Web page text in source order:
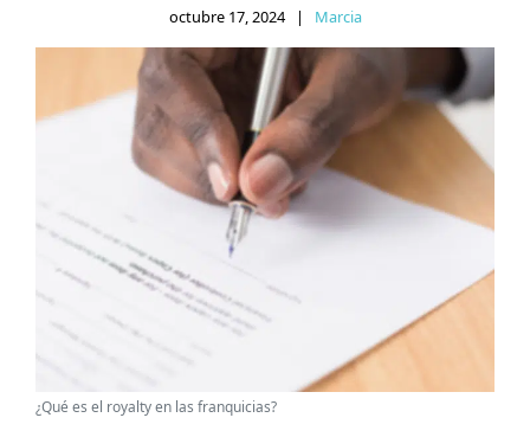
octubre 17, 2024 | Marcia
¿Qué es el royalty en las franquicias?